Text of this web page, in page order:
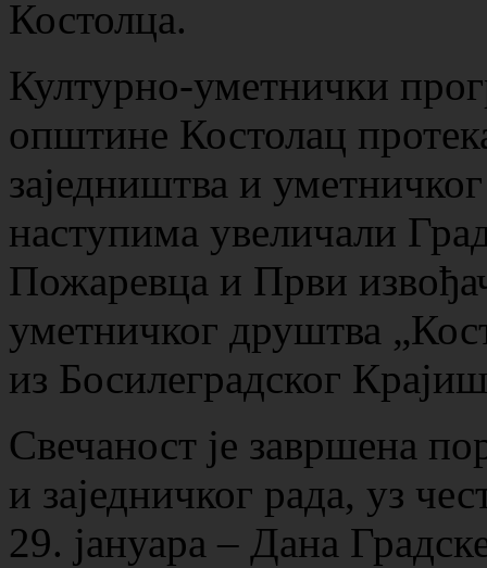
Костолца.
Културно-уметнички
општине Костолац
заједништва и
наступима увеличали
Пожаревца и Први
уметничког друштва
из Босилеградског
Свечаност је завршена
и заједничког рада, уз
29. јануара – Дана